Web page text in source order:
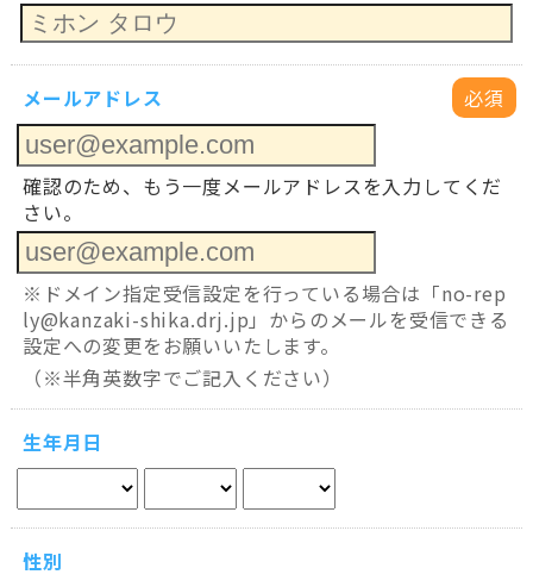
メールアドレス 必須
確認のため、もう一度メールアドレスを入力してくだ
さい。
※ドメイン指定受信設定を行っている場合は「no-rep
ly@kanzaki-shika.drj.jp」からのメールを受信できる
設定への変更をお願いいたします。
（※半角英数字でご記入ください）
生年月日
性別